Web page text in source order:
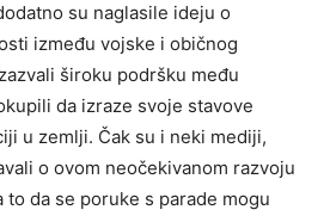
su naglasile ideju o
između vojske i običnog
široku podršku među
da izraze svoje stavove
u zemlji. Čak su i neki mediji,
o ovom neočekivanom razvoju
to da se poruke s parade mogu